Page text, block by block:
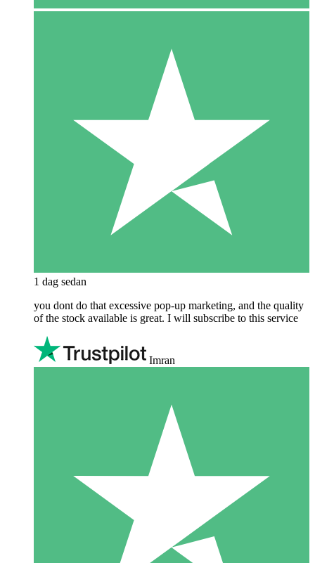
1 dag sedan
you dont do that excessive pop-up marketing, and the quality
of the stock available is great. I will subscribe to this service
Imran